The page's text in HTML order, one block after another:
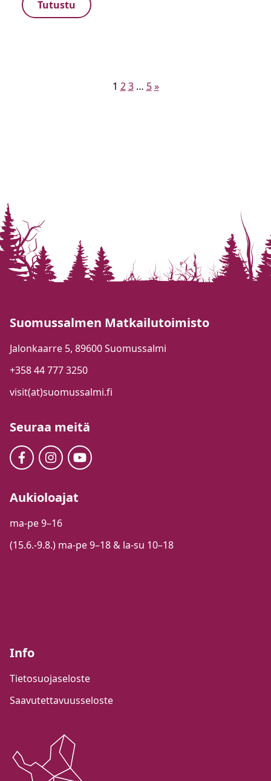
Tutustu
1 2 3 … 5 »
Suomussalmen Matkailutoimisto
Jalonkaarre 5, 89600 Suomussalmi
+358 44 777 3250
visit(at)suomussalmi.fi
Seuraa meitä
Aukioloajat
ma-pe 9–16
(15.6.-9.8.) ma-pe 9–18 & la-su 10–18
Info
Tietosuojaseloste
Saavutettavuusseloste